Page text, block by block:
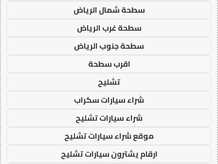
سطحة شمال الرياض
سطحة غرب الرياض
سطحة جنوب الرياض
اقرب سطحة
تشليح
شراء سيارات سكراب
شراء سيارات تشليح
موقع شراء سيارات تشليح
ارقام يشترون سيارات تشليح